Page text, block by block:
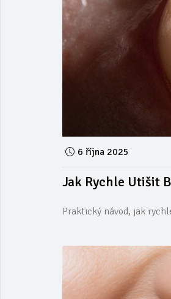
6 října 2025
Jak Rychle Utišit
Praktický návod, jak